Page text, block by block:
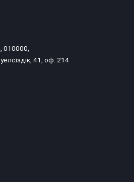
010000,
41, оф. 214